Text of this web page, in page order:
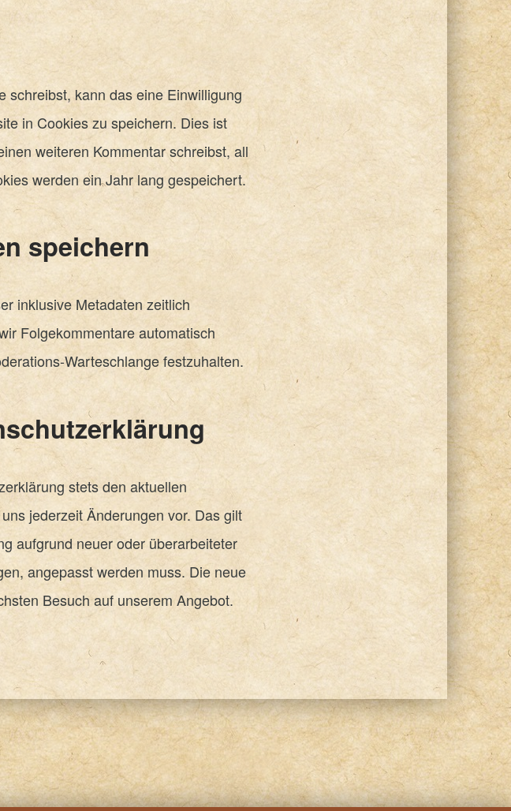
schreibst, kann das eine Einwilligung
in Cookies zu speichern. Dies ist
weiteren Kommentar schreibst, all
werden ein Jahr lang gespeichert.
speichern
inklusive Metadaten zeitlich
Folgekommentare automatisch
Warteschlange festzuhalten.
stets den aktuellen
jederzeit Änderungen vor. Das gilt
aufgrund neuer oder überarbeiteter
angepasst werden muss. Die neue
Besuch auf unserem Angebot.